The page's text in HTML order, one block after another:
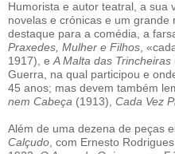
Humorista e autor teatral, a sua
novelas e crónicas e um
destaque para a comédia, a
Praxedes, Mulher e Filhos,
1917), eA Malta das Trincheiras
Guerra, na qual participou e
45 anos; mas devem também
nem Cabeça (1913), Cada Vez
Além de uma dezena de peças
Calçudo, com Ernesto